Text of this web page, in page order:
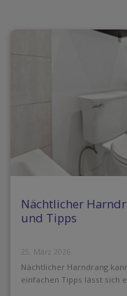
Nächtlicher
und Tipps
25. März 2026
Nächtlicher Harndrang
einfachen Tipps lässt sich